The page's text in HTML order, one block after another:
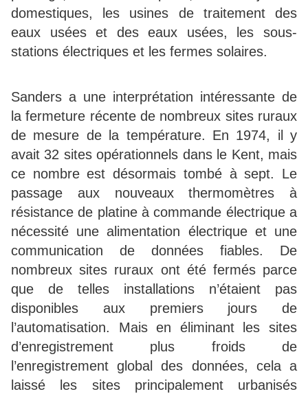
domestiques, les usines de traitement des
eaux usées et des eaux usées, les sous-
stations électriques et les fermes solaires.
Sanders a une interprétation intéressante de
la fermeture récente de nombreux sites ruraux
de mesure de la température. En 1974, il y
avait 32 sites opérationnels dans le Kent, mais
ce nombre est désormais tombé à sept. Le
passage aux nouveaux thermomètres à
résistance de platine à commande électrique a
nécessité une alimentation électrique et une
communication de données fiables. De
nombreux sites ruraux ont été fermés parce
que de telles installations n’étaient pas
disponibles aux premiers jours de
l’automatisation. Mais en éliminant les sites
d’enregistrement plus froids de
l’enregistrement global des données, cela a
laissé les sites principalement urbanisés